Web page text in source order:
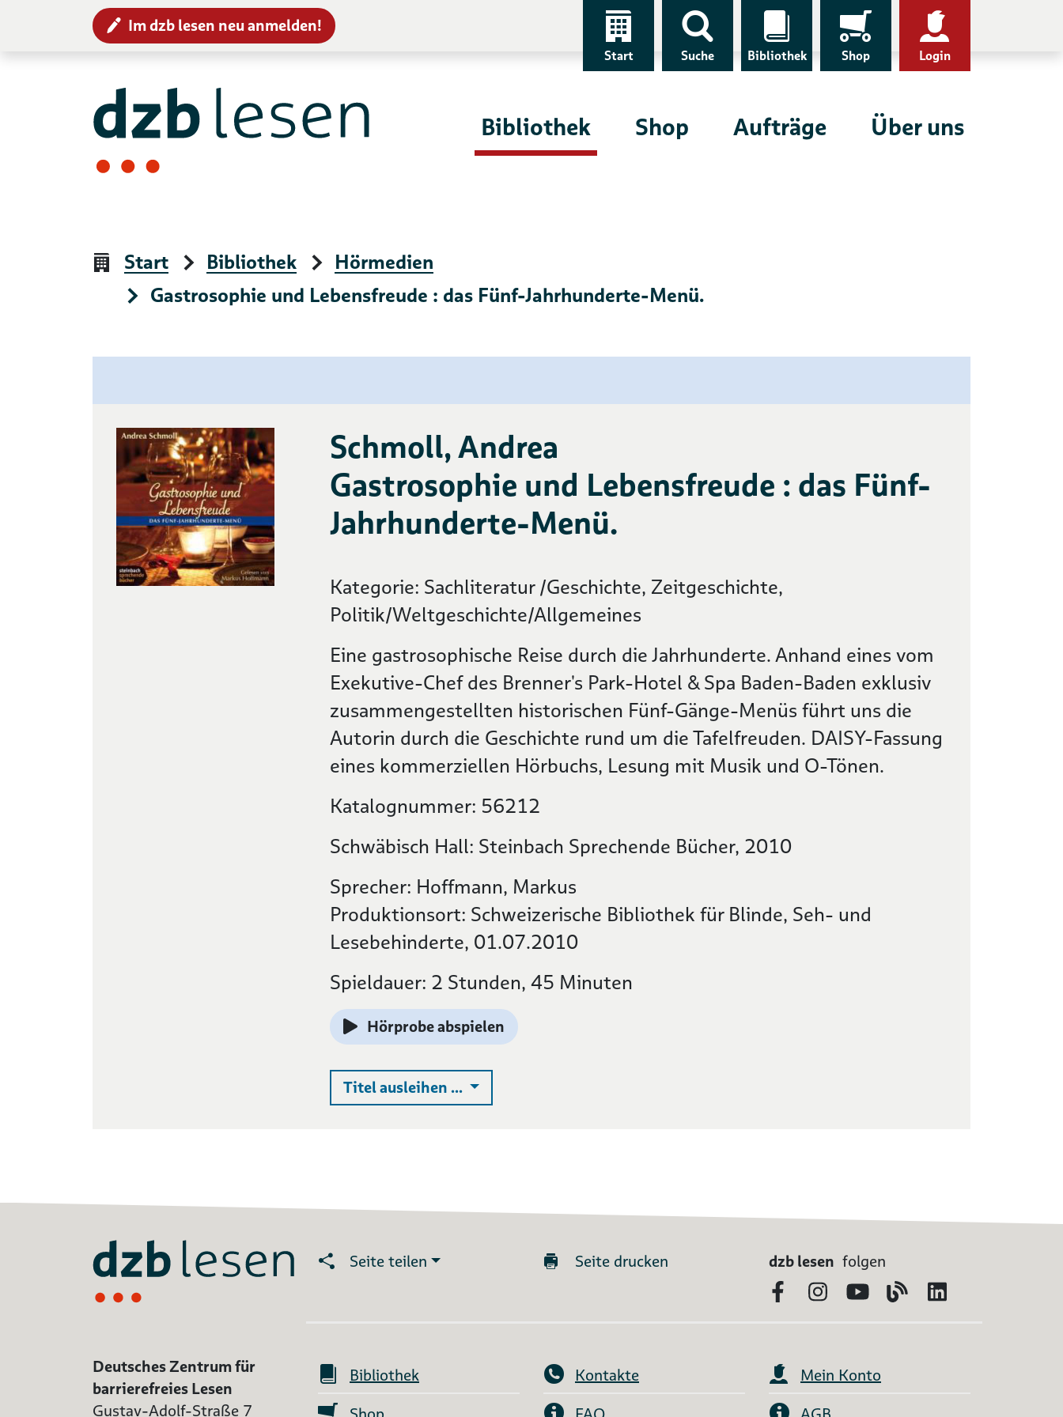
Zur Navigation
Zum Inhalt Im dzb lesen neu anmelden!
Start Suche Bibliothek Shop Login
Bibliothek Shop Aufträge Über uns
Start Bibliothek
Hörmedien
Gastrosophie und Lebensfreude : das Fünf-Jahrhunderte-Menü.
Schmoll, Andrea
Gastrosophie und Lebensfreude : das Fünf-
Jahrhunderte-Menü.
Kategorie: Sachliteratur /Geschichte, Zeitgeschichte,
Politik/Weltgeschichte/Allgemeines
Eine gastrosophische Reise durch die Jahrhunderte. Anhand eines vom
Exekutive-Chef des Brenner's Park-Hotel & Spa Baden-Baden exklusiv
zusammengestellten historischen Fünf-Gänge-Menüs führt uns die
Autorin durch die Geschichte rund um die Tafelfreuden. DAISY-Fassung
eines kommerziellen Hörbuchs, Lesung mit Musik und O-Tönen.
Katalognummer: 56212
Schwäbisch Hall: Steinbach Sprechende Bücher, 2010
Sprecher: Hoffmann, Markus
Produktionsort: Schweizerische Bibliothek für Blinde, Seh- und
Lesebehinderte, 01.07.2010
Spieldauer: 2 Stunden, 45 Minuten
Hörprobe abspielen
Titel ausleihen ... Auswahlliste ausklappen
Seite teilen Seite drucken dzb lesen folgen
FacebookInstagram
YouTubeBlog
Deutsches Zentrum für
barrierefreies Lesen
Gustav-Adolf-Straße 7
Bibliothek Kontakte
Mein Konto